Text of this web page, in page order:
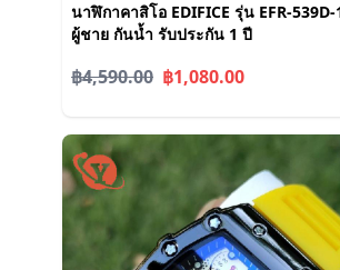
นาฬิกาคาสิโอ EDIFICE รุ่น EFR-
ผู้ชาย กันน้ำ รับประกัน 1 ปี
฿4,590.00 ฿1,080.00